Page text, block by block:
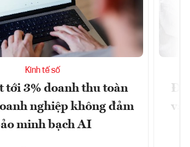
Kinh tế số
tới 3% doanh thu toàn
nghiệp không đảm
minh bạch AI